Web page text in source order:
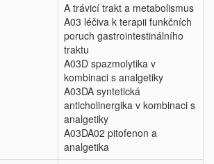
A trávicí trakt a metabolismus
A03 léčiva k terapii funkčních
poruch gastrointestinálního
traktu
A03D spazmolytika v
kombinaci s analgetiky
A03DA syntetická
anticholinergika v kombinaci s
analgetiky
A03DA02 pitofenon a
analgetika